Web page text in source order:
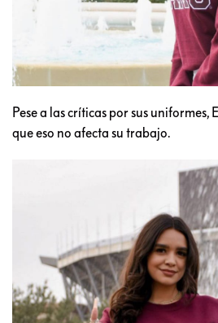
Pese a las críticas por sus
que eso no afecta su trabajo.